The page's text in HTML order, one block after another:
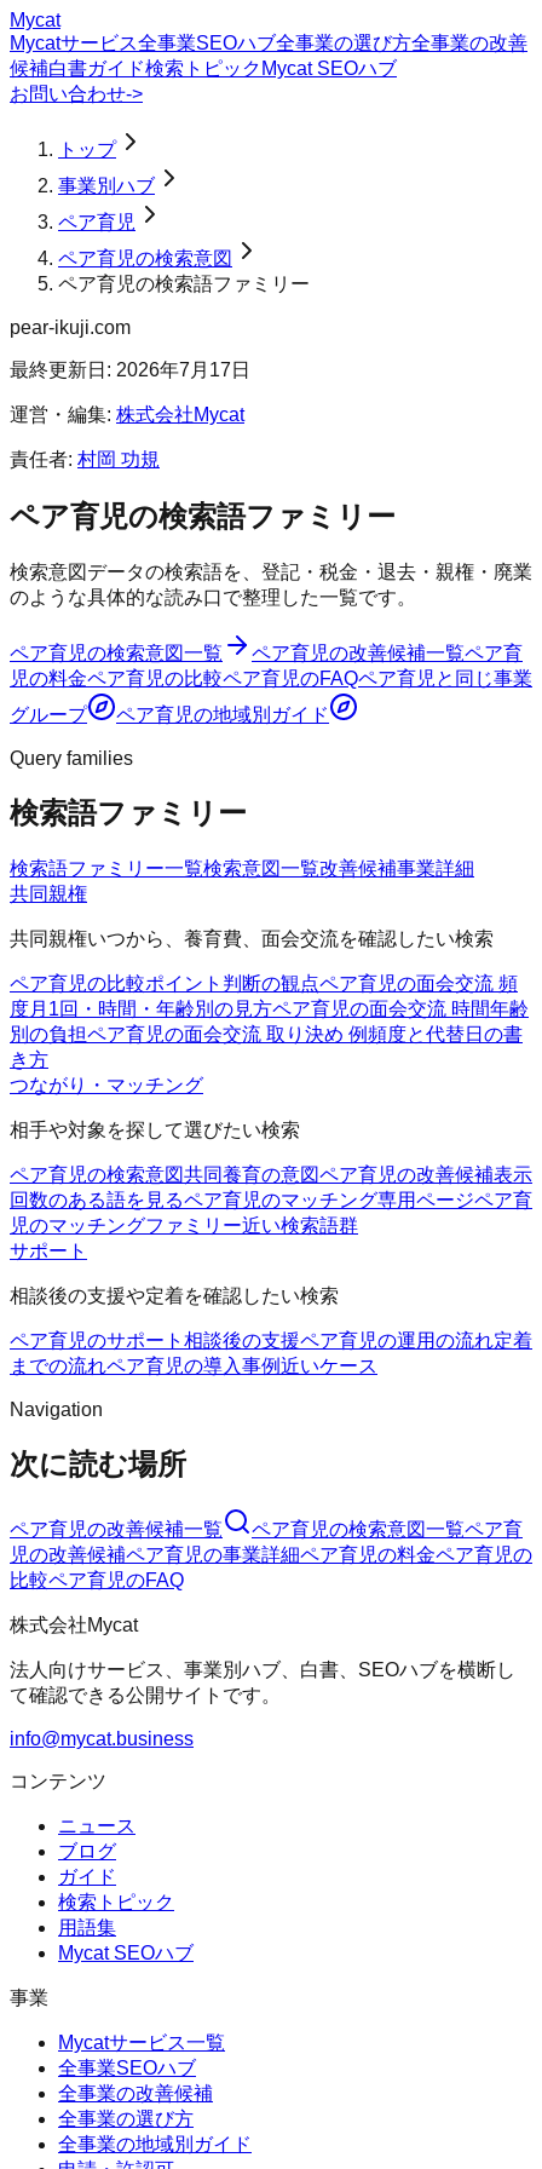
Mycat
Mycatサービス全事業SEOハブ全事業の選び方全事業の改善
候補白書ガイド検索トピック Mycat SEOハブ
お問い合わせ->
トップ
事業別ハブ
ペア育児
ペア育児の検索意図
ペア育児の検索語ファミリー
pear-ikuji.com
最終更新日: 2026年7月17日
運営・編集: 株式会社Mycat
責任者: 村岡 功規
ペア育児の検索語ファミリー
検索意図データの検索語を、登記・税金・退去・親権・廃業
のような具体的な読み口で整理した一覧です。
ペア育児の検索意図一覧 ペア育児の改善候補一覧ペア育
児の料金ペア育児の比較ペア育児のFAQペア育児 と同じ事業
グループ
ペア育児の地域別ガイド
Query families
検索語ファミリー
検索語ファミリー一覧検索意図一覧改善候補事業詳細
共同親権
共同親権いつから、養育費、面会交流を確認したい検索
ペア育児の比較ポイント 判断の観点ペア育児の面会交流 頻
度月1回・時間・年齢別の見方ペア育児の面会交流 時間年齢
別の負担ペア育児の面会交流 取り決め 例頻度と代替日の書
き方
つながり・マッチング
相手や対象を探して選びたい検索
ペア育児の検索意図共同養育の意図ペア育児の改善候補表示
回数のある語を見るペア育児のマッチング専用ページペア育
児のマッチングファミリー近い検索語群
サポート
相談後の支援や定着を確認したい検索
ペア育児のサポート 相談後の支援ペア育児の運用の流れ定着
までの流れペア育児の導入事例近いケース
Navigation
次に読む場所
ペア育児の改善候補一覧 ペア育児の検索意図一覧ペア育
児の改善候補ペア育児の事業詳細ペア育児の料金ペア育児の
比較ペア育児のFAQ
株式会社Mycat
法人向けサービス、事業別ハブ、白書、SEOハブを横断し
て確認できる公開サイトです。
info@mycat.business
コンテンツ
ニュース
ブログ
ガイド
検索トピック
用語集
Mycat SEOハブ
事業
Mycatサービス一覧
全事業SEOハブ
全事業の改善候補
全事業の選び方
全事業の地域別ガイド